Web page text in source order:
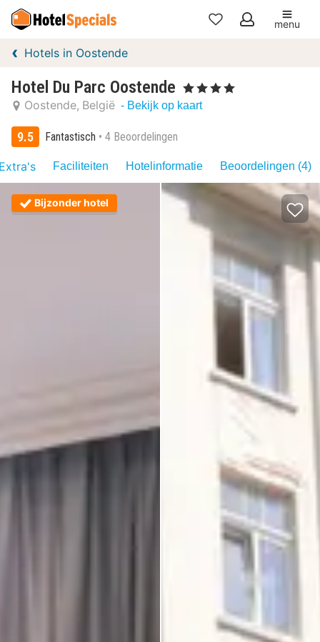
Mijn
menu
Hotels in Oostende
Hotel Du Parc Oostende , 4 Sterren
Oostende België - Bekijk op kaart
9.5 Fantastisch 4 Beoordelingen
Faciliteiten Hotelinformatie Beoordelingen (4)
Bijzonder hotel